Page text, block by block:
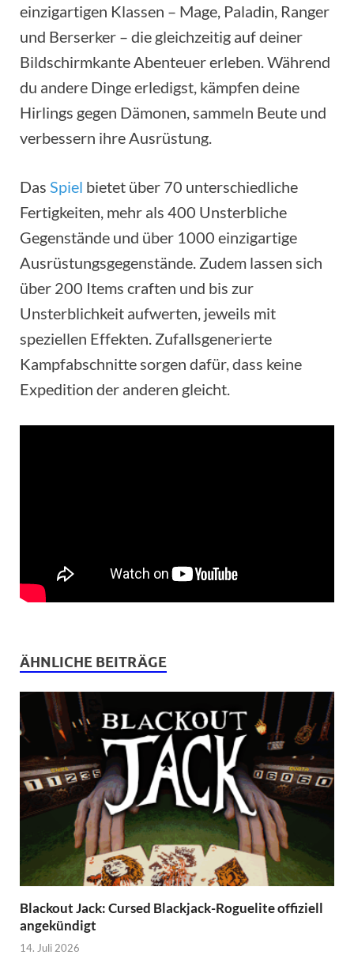
einzigartigen Klassen – Mage, Paladin, Ranger
und Berserker – die gleichzeitig auf deiner
Bildschirmkante Abenteuer erleben. Während
du andere Dinge erledigst, kämpfen deine
Hirlings gegen Dämonen, sammeln Beute und
verbessern ihre Ausrüstung.
Das Spiel bietet über 70 unterschiedliche
Fertigkeiten, mehr als 400 Unsterbliche
Gegenstände und über 1000 einzigartige
Ausrüstungsgegenstände. Zudem lassen sich
über 200 Items craften und bis zur
Unsterblichkeit aufwerten, jeweils mit
speziellen Effekten. Zufallsgenerierte
Kampfabschnitte sorgen dafür, dass keine
Expedition der anderen gleicht.
ÄHNLICHE BEITRÄGE
Blackout Jack: Cursed Blackjack-Roguelite offiziell
angekündigt
14. Juli 2026